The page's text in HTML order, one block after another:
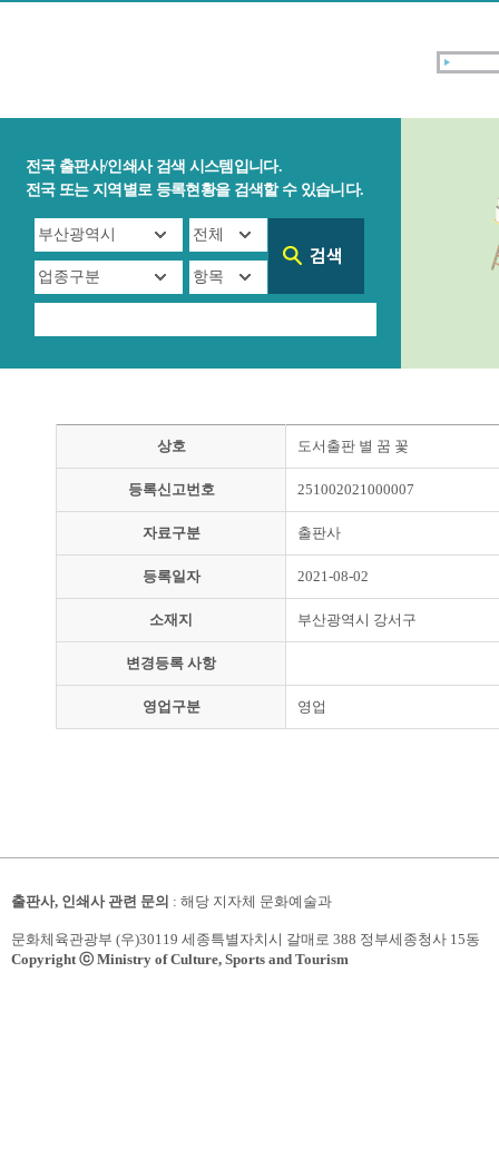
전국 출판사/인쇄사 검색 시스템입니다.
전국 또는 지역별로 등록현황을 검색할 수 있습니다.
상호 도서출판 별 꿈 꽃
등록신고번호 251002021000007
자료구분 출판사
등록일자 2021-08-02
소재지 부산광역시 강서구
변경등록 사항
영업구분 영업
출판사, 인쇄사 관련 문의 : 해당 지자체 문화예술과
문화체육관광부 (우)30119 세종특별자치시 갈매로 388 정부세종청사 15동
Copyright ⓒ Ministry of Culture, Sports and Tourism